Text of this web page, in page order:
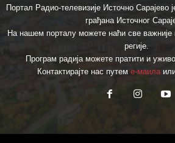
Портал Радио-телевизије Источно Сарајево
грађана Источног
На нашем порталу можете наћи све важније
регије.
Програм радија можете пратити и
Контактирајте нас путем е-маила